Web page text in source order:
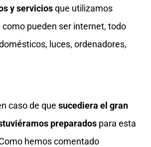
y serviciosque utilizamos
pueden ser internet, todo
luces, ordenadores,
caso de que sucediera el gran
preparados para esta
hemos comentado